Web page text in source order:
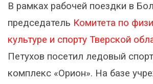
В рамках рабочей поездки в
председатель Комитета по
культуре и спорту Тверской
Петухов посетил ледовый
комплекс «Орион». На базе